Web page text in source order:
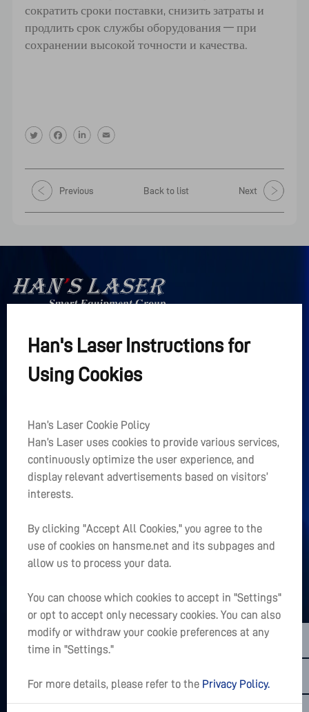
сократить сроки поставки, снизить затраты и
продлить срок службы оборудования — при
сохранении высокой точности и качества.
Previous Back to list Next
Han's Laser
оборудования
Главная +
О Нас
Есть ли в Вашем сердце проект?
sales01@hanslaser.com
Подписаться на последние новости
Han's Laser Instructions for
Using Cookies
Han’s Laser Cookie Policy
Han’s Laser uses cookies to provide various services,
continuously optimize the user experience, and
display relevant advertisements based on visitors’
interests.
By clicking "Accept All Cookies," you agree to the
use of cookies on hansme.net and its subpages and
allow us to process your data.
You can choose which cookies to accept in "Settings"
or opt to accept only necessary cookies. You can also
modify or withdraw your cookie preferences at any
time in "Settings."
For more details, please refer to the Privacy Policy.